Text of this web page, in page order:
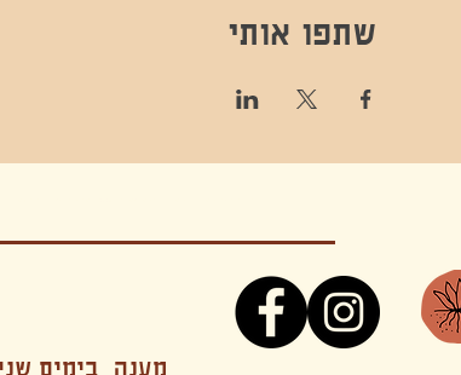
שתפו אותי
מענה בימים שני עד